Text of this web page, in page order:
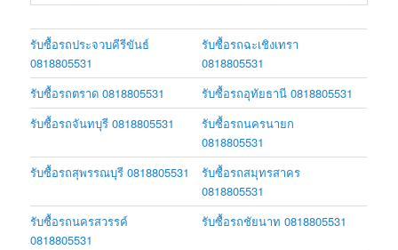
รับซื้อรถประจวบคีรีขันธ์
0818805531
รับซื้อรถฉะเชิงเทรา
0818805531
รับซื้อรถตราด 0818805531
รับซื้อรถอุทัยธานี 0818805531
รับซื้อรถจันทบุรี 0818805531
รับซื้อรถนครนายก
0818805531
รับซื้อรถสุพรรณบุรี 0818805531
รับซื้อรถสมุทรสาคร
0818805531
รับซื้อรถนครสวรรค์
0818805531
รับซื้อรถชัยนาท 0818805531